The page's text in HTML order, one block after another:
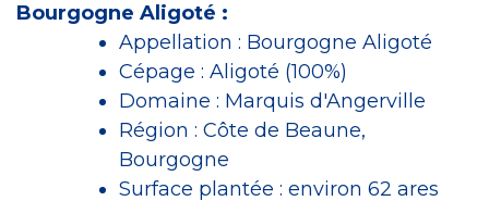
Bourgogne Aligoté :
Appellation : Bourgogne Aligoté
Cépage : Aligoté (100%)
Domaine : Marquis d'Angerville
Région : Côte de Beaune,
Bourgogne
Surface plantée : environ 62 ares